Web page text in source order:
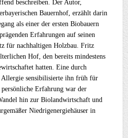
beschreiben. Der Autor,
Bauernhof, erzählt darin
als einer der ersten Biobauern
Erfahrungen auf seinen
für nachhaltigen Holzbau. Fritz
Hof, den bereits mindestens
hatten. Eine durch
Allergie sensibilisierte ihn früh für
Erfahrung war der
hin zur Biolandwirtschaft und
Niedrigenergiehäuser in